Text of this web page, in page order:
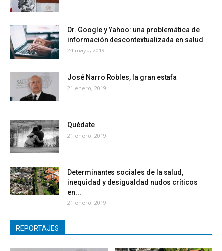
Dr. Google y Yahoo: una problemática de
información descontextualizada en salud
24 mayo, 2019
José Narro Robles, la gran estafa
21 enero, 2019
Quédate
21 enero, 2019
Determinantes sociales de la salud,
inequidad y desigualdad nudos críticos
en...
21 enero, 2019
REPORTAJES